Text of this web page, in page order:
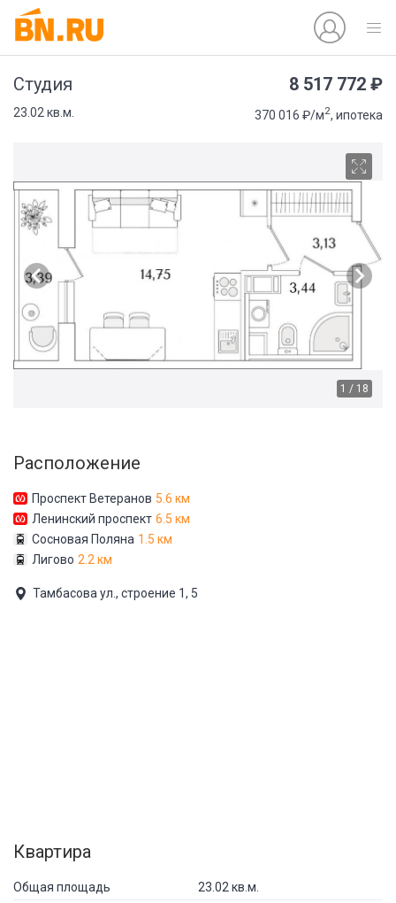
Студия 8 517 772 ₽
23.02 кв.м. 370 016 ₽/м2, ипотека
1 / 18
Расположение
Проспект Ветеранов 5.6 км
Ленинский проспект 6.5 км
Сосновая Поляна 1.5 км
Лигово 2.2 км
Тамбасова ул., строение 1, 5
Квартира
Общая площадь 23.02 кв.м.